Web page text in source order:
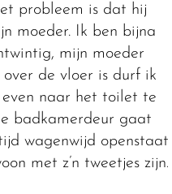
probleem is dat hij
moeder. Ik ben bijna
mijn moeder
de vloer is durf ik
naar het toilet te
badkamerdeur gaat
wagenwijd openstaat
met z’n tweetjes zijn.